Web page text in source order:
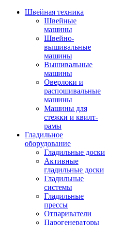
Швейная техника
Швейные
машины
Швейно-
вышивальные
машины
Вышивальные
машины
Оверлоки и
распошивальные
машины
Машины для
стежки и квилт-
рамы
Гладильное
оборудование
Гладильные доски
Активные
гладильные доски
Гладильные
системы
Гладильные
прессы
Отпариватели
Парогенераторы